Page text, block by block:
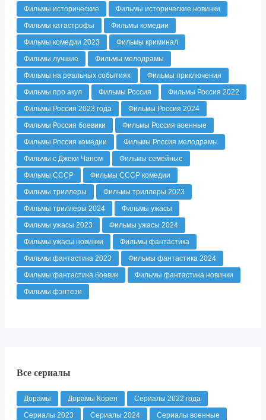
Фильмы исторические
Фильмы исторические новинки
Фильмы катастрофы
Фильмы комедии
Фильмы комедии 2023
Фильмы криминал
Фильмы лучшие
Фильмы мелодрамы
Фильмы на реальных событиях
Фильмы приключения
Фильмы про акул
Фильмы Россия
Фильмы Россия 2022
Фильмы Россия 2023 года
Фильмы Россия 2024
Фильмы Россия боевики
Фильмы Россия военные
Фильмы Россия комедии
Фильмы Россия мелодрамы
Фильмы с Джеки Чаном
Фильмы семейные
Фильмы СССР
Фильмы СССР комедии
Фильмы триллеры
Фильмы триллеры 2023
Фильмы триллеры 2024
Фильмы ужасы
Фильмы ужасы 2023
Фильмы ужасы 2024
Фильмы ужасы новинки
Фильмы фантастика
Фильмы фантастика 2023
Фильмы фантастика 2024
Фильмы фантастика боевик
Фильмы фантастика новинки
Фильмы фэнтези
Все сериалы
Дорамы Дорамы Корея
Сериалы 2022 года
Сериалы 2023
Сериалы 2024
Сериалы военные